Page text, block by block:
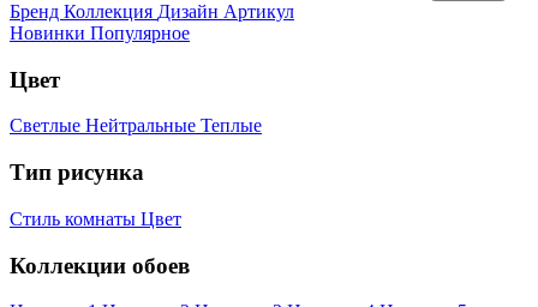
Бренд Коллекция Дизайн Артикул
Новинки Популярное
Цвет
Светлые Нейтральные Теплые
Тип рисунка
Стиль комнаты Цвет
Коллекции обоев